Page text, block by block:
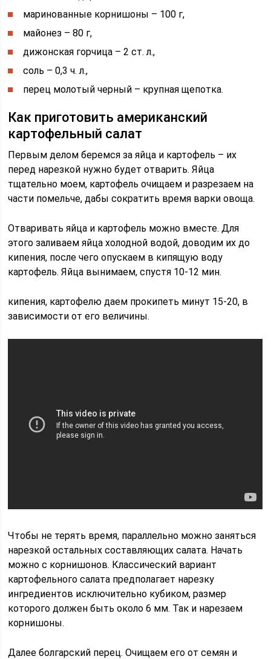
маринованные корнишоны – 100 г,
майонез – 80 г,
дижонская горчица – 2 ст. л.,
соль – 0,3 ч. л.,
перец молотый черный – крупная щепотка.
Как приготовить американский
картофельный салат
Первым делом беремся за яйца и картофель – их
перед нарезкой нужно будет отварить. Яйца
тщательно моем, картофель очищаем и разрезаем на
части помельче, дабы сократить время варки овоща.
Отваривать яйца и картофель можно вместе. Для
этого заливаем яйца холодной водой, доводим их до
кипения, после чего опускаем в кипящую воду
картофель. Яйца вынимаем, спустя 10-12 мин.
кипения, картофелю даем прокипеть минут 15-20, в
зависимости от его величины.
Чтобы не терять время, параллельно можно заняться
нарезкой остальных составляющих салата. Начать
можно с корнишонов. Классический вариант
картофельного салата предполагает нарезку
ингредиентов исключительно кубиком, размер
которого должен быть около 6 мм. Так и нарезаем
корнишоны.
Далее болгарский перец. Очищаем его от семян и